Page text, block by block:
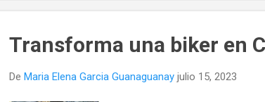
Transforma una biker en
De Maria Elena Garcia Guanaguanay julio 15, 2023